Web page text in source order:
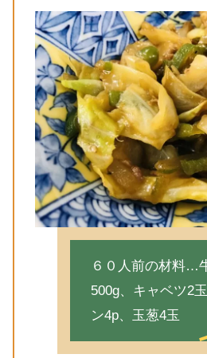
６０人前の材料…
500g、キャベツ2
ン4p、玉葱4玉